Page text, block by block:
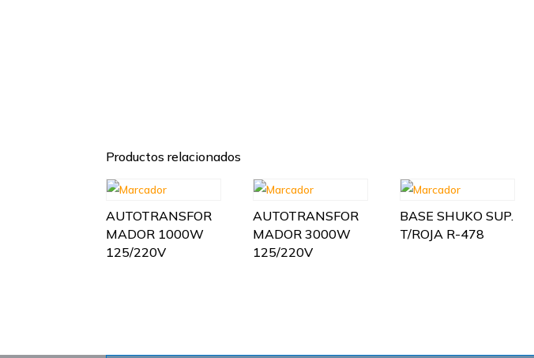
Productos relacionados
AUTOTRANSFOR
MADOR 1000W
125/220V
AUTOTRANSFOR
MADOR 3000W
125/220V
BASE SHUKO SUP.
T/ROJA R-478